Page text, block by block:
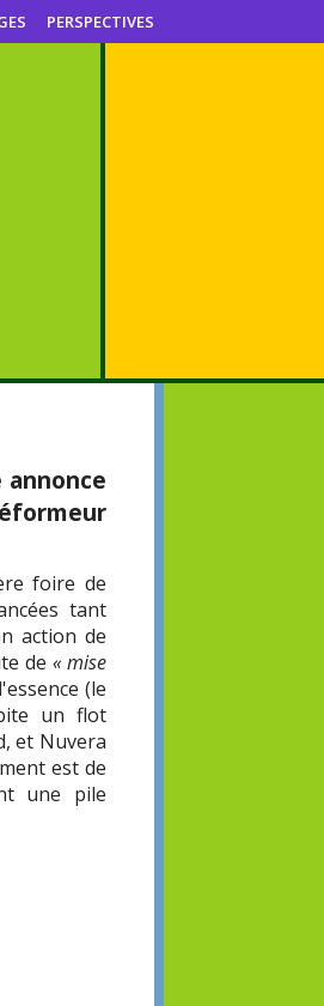
PERSPECTIVES
foire de
tant
action de
de « mise
(le
un flot
et Nuvera
est de
une pile